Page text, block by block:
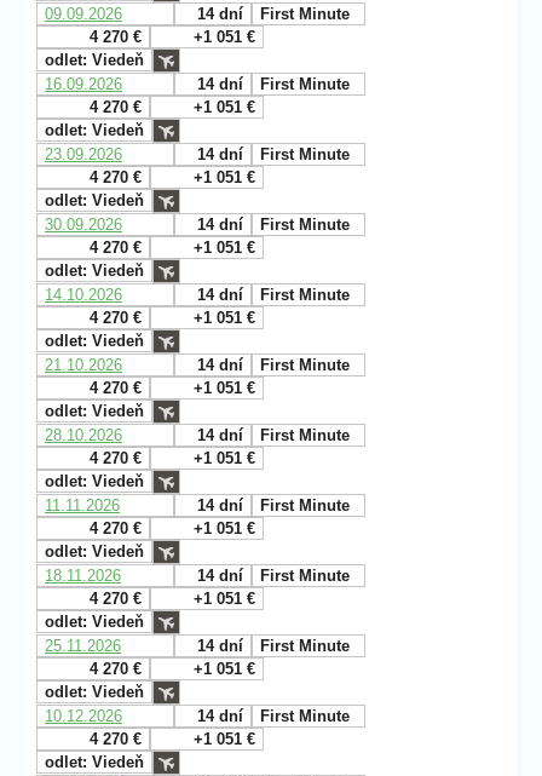
09.09.2026
14 dní
First Minute
4 270 €
+1 051 €
odlet: Viedeň
16.09.2026
14 dní
First Minute
4 270 €
+1 051 €
odlet: Viedeň
23.09.2026
14 dní
First Minute
4 270 €
+1 051 €
odlet: Viedeň
30.09.2026
14 dní
First Minute
4 270 €
+1 051 €
odlet: Viedeň
14.10.2026
14 dní
First Minute
4 270 €
+1 051 €
odlet: Viedeň
21.10.2026
14 dní
First Minute
4 270 €
+1 051 €
odlet: Viedeň
28.10.2026
14 dní
First Minute
4 270 €
+1 051 €
odlet: Viedeň
11.11.2026
14 dní
First Minute
4 270 €
+1 051 €
odlet: Viedeň
18.11.2026
14 dní
First Minute
4 270 €
+1 051 €
odlet: Viedeň
25.11.2026
14 dní
First Minute
4 270 €
+1 051 €
odlet: Viedeň
10.12.2026
14 dní
First Minute
4 270 €
+1 051 €
odlet: Viedeň